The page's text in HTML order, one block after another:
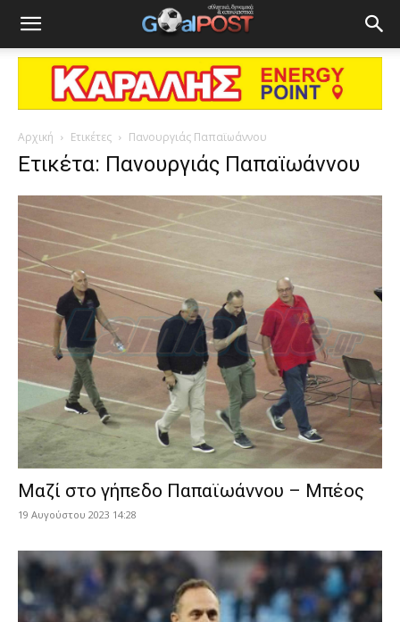
Αρχική Ετικέτες Πανουργιάς Παπαϊωάννου
Ετικέτα: Πανουργιάς Παπαϊωάννου
Μαζί στο γήπεδο Παπαϊωάννου – Μπέος
19 Αυγούστου 2023 14:28